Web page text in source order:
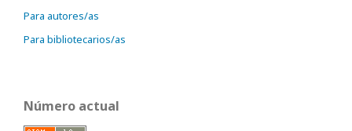
Para autores/as
Para bibliotecarios/as
Número actual